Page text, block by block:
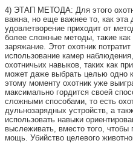
4) ЭТАП МЕТОДА: Для этого
важна, но еще важнее то, как
удовлетворение приходит от
более сложные методы, такие
заряжание. Этот охотник
использование камер
охотничьих навыков, таких как
может даже выбрать целью одно
этому моменту охотник уже
максимально гордится своей
сложными способами, то есть
дульнозарядных устройств, а
использовать навыки
выслеживать, вместо того, чтобы
мощь. Убийство целевого